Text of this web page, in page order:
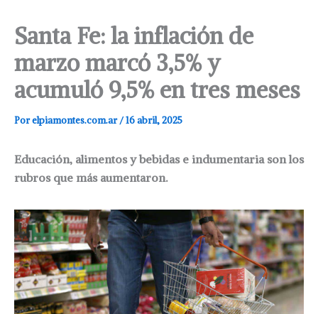
Santa Fe: la inflación de
marzo marcó 3,5% y
acumuló 9,5% en tres meses
Porelpiamontes.com.ar/16 abril, 2025
Educación, alimentos y bebidas e indumentaria son los
rubros que más aumentaron.